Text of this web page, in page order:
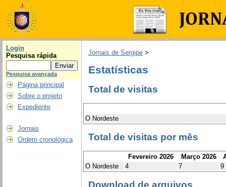
Login
Pesquisa rápida
Pesquisa avançada
Página principal
Sobre o projeto
Expediente
Jornais
Ordem cronológica
Jornais de Sergipe >
Estatísticas
Total de visitas
O Nordeste
Total de visitas por mês
Fevereiro 2026 Março 2026
O Nordeste
4 7 9
Download de arquivos